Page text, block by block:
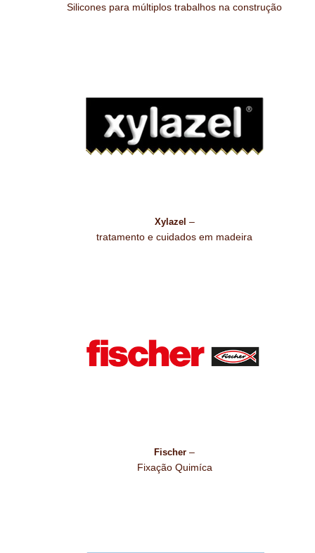
Silicones para múltiplos trabalhos na construção
Xylazel –
tratamento e cuidados em madeira
Fischer –
Fixação Quimíca